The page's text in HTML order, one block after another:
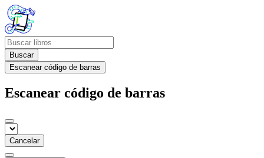
Buscar
Escanear código de barras
Escanear código de barras
Cancelar